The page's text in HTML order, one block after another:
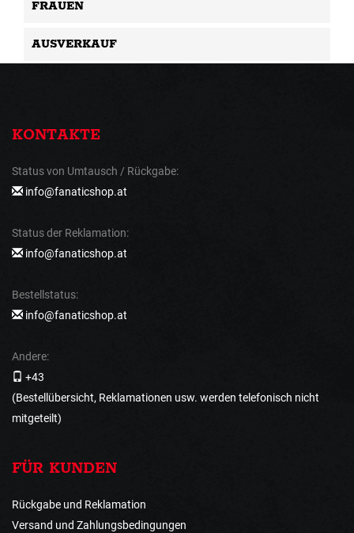
FRAUEN
AUSVERKAUF
KONTAKTE
Status von Umtausch / Rückgabe:
info@fanaticshop.at
Status der Reklamation:
info@fanaticshop.at
Bestellstatus:
info@fanaticshop.at
Andere:
+43
(Bestellübersicht, Reklamationen usw. werden telefonisch nicht
mitgeteilt)
FÜR KUNDEN
Rückgabe und Reklamation
Versand und Zahlungsbedingungen